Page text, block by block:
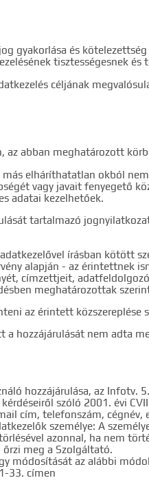
gyakorlása és
tisztességesnek és
céljának
az abban meghatározott
elháríthatatlan okból
vagy javait fenyegető
adatai kezelhetőek.
tartalmazó
írásban kötött
alapján - az érintettnek
címzettjeit,
meghatározottak
az érintett
a hozzájárulását nem adta
hozzájárulása, az
szóló 2001. évi
cím, telefonszám,
személye: A
azonnal, ha nem
őrzi meg a Szolgáltató.
módosítását az alábbi
33. címen